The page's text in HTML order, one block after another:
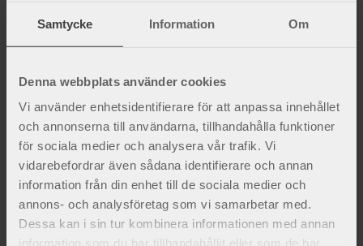
Samtycke Information Om
Denna webbplats använder cookies
Vi använder enhetsidentifierare för att anpassa innehållet
och annonserna till användarna, tillhandahålla funktioner
för sociala medier och analysera vår trafik. Vi
vidarebefordrar även sådana identifierare och annan
information från din enhet till de sociala medier och
annons- och analysföretag som vi samarbetar med.
Dessa kan i sin tur kombinera informationen med annan
information som du har tillhandahållit eller som de har
som innebär inflammation i muskelfästet har fått
svullnad, molande smärta, rodnad, värme eller
minskad styrka och rörlighet är den troligtvis
inflammerad. För att minska en svullnad är det bra att
vila och avlasta handen med en handledsortos som
ger stabilitet och kompression.